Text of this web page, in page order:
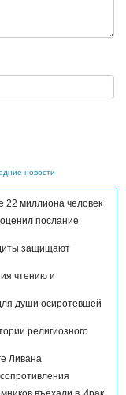
новости
22 миллиона человек
послание
защищают
чтению и
души осиротевшей
религиозного
Ливана